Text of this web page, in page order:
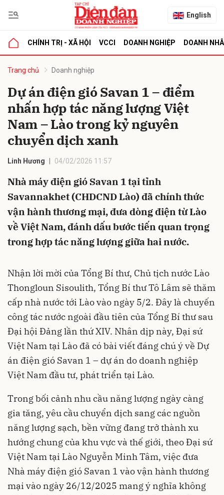
English
CHÍNH TRỊ - XÃ HỘI VCCI DOANH NGHIỆP DOANH
Trang chủ Doanh nghiệp
Dự án điện gió Savan 1 – điểm
nhấn hợp tác năng lượng Việt
Nam – Lào trong kỷ nguyên
chuyển dịch xanh
Linh Hương 04/02/2026 11:57
Nhà máy điện gió Savan 1 tại tỉnh
Savannakhet (CHDCND Lào) đã chính thức
vận hành thương mại, đưa dòng điện từ Lào
về Việt Nam, đánh dấu bước tiến quan trọng
trong hợp tác năng lượng giữa hai nước.
Nhận lời mời của Tổng Bí thư, Chủ tịch nước Lào
Thongloun Sisoulith, Tổng Bí thư Tô Lâm sẽ thăm
cấp nhà nước tới Lào vào ngày 5/2. Đây là chuyến
công tác nước ngoài đầu tiên của Tổng Bí thư sau
Đại hội Đảng lần thứ XIV. Nhân dịp này, Đại sứ
Việt Nam tại Lào đã có bài viết đáng chú ý về Dự
án điện gió Savan 1 – dự án do doanh nghiệp
Việt Nam đầu tư, phát triển tại Lào.
Trong bối cảnh nhu cầu năng lượng ngày càng
gia tăng, yêu cầu chuyển dịch sang các nguồn
năng lượng sạch, bền vững đang trở thành xu
hướng chung của khu vực và thế giới, theo Đại sứ
Việt Nam tại Lào Nguyễn Minh Tâm, việc đưa
Nhà máy điện gió Savan 1 vào vận hành thương
mại vào ngày 26/12/2025 mang ý nghĩa không
luận